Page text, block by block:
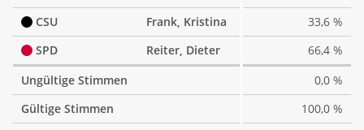
CSU
Frank, Kristina
33,6 %
SPD
Reiter, Dieter
66,4 %
Ungültige Stimmen
0,0 %
Gültige Stimmen
100,0 %